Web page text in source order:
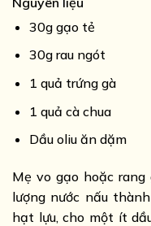
30g gạo tẻ
30g rau ngót
1 quả trứng gà
1 quả cà chua
Dầu oliu ăn dặm
Mẹ vo gạo hoặc
lượng nước nấu
hạt lựu, cho một ít